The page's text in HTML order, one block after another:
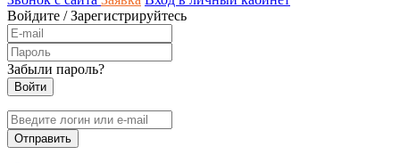
Войдите /Зарегистрируйтесь
Забыли пароль?